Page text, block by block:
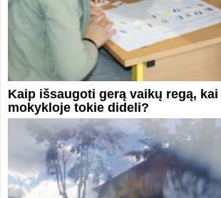
Kaip išsaugoti gerą vaikų regą,
mokykloje tokie dideli?